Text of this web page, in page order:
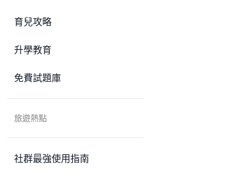
育兒攻略
升學教育
免費試題庫
旅遊熱點
社群最強使用指南